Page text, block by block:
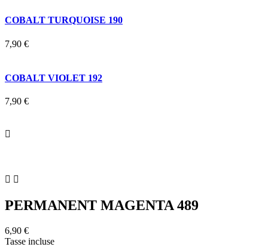
COBALT TURQUOISE 190
7,90 €
COBALT VIOLET 192
7,90 €

 
PERMANENT MAGENTA 489
6,90 €
Tasse incluse